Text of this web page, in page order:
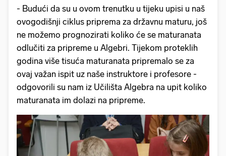
- Budući da su u ovom trenutku u tijeku upisi u naš
ovogodišnji ciklus priprema za državnu maturu, još
ne možemo prognozirati koliko će se maturanata
odlučiti za pripreme u Algebri. Tijekom proteklih
godina više tisuća maturanata pripremalo se za
ovaj važan ispit uz naše instruktore i profesore -
odgovorili su nam iz Učilišta Algebra na upit koliko
maturanata im dolazi na pripreme.